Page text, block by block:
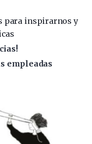
para inspirarnos y
empleadas